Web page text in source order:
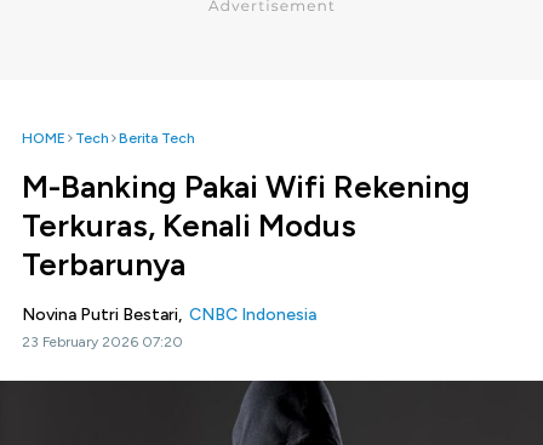
HOME Tech Berita Tech
M-Banking Pakai Wifi Rekening
Terkuras, Kenali Modus
Terbarunya
Novina Putri Bestari, CNBC Indonesia
23 February 2026 07:20